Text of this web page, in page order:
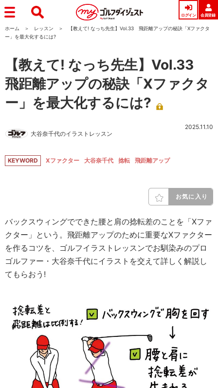
ログイン 会員登録
ホーム レッスン
【教えて! なっち先生】Vol.33 飛距離アップの秘訣「Xファクタ
ー」を最大化するには?
【教えて! なっち先生】Vol.33
飛距離アップの秘訣「Xファクタ
ー」を最大化するには?
大谷奈千代のイラストレッスン
2025.11.10
KEYWORD Xファクター 大谷奈千代 捻転 飛距離アップ
お気に入り
バックスウィングでできた腰と肩の捻転差のことを「Xファ
クター」という。飛距離アップのために重要なXファクター
を作るコツを、ゴルフイラストレッスンでお馴染みのプロ
ゴルファー・大谷奈千代にイラストを交えて詳しく解説し
てもらおう!